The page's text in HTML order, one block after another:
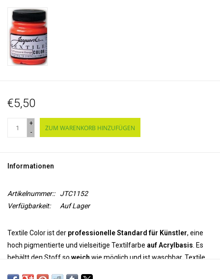
€5,50
+
-
ZUM WARENKORB HINZUFÜGEN
Informationen
Artikelnummer::
JTC1152
Verfügbarkeit:
Auf Lager
Textile Color ist der professionelle Standard für Künstler, eine
hoch pigmentierte und vielseitige Textilfarbe auf Acrylbasis. Es
behältt den Stoff so weich wie möglich und ist waschbar. Textile